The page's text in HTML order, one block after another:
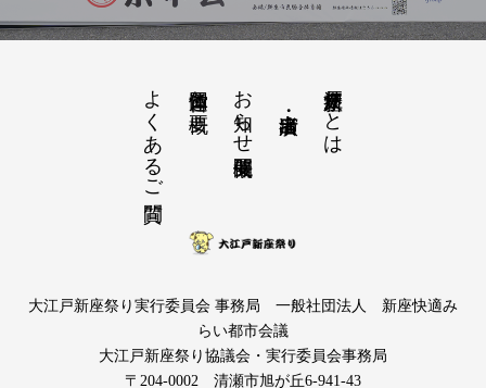
大江戸新座祭りとは
お知らせ開催概要
運営団体と概要
よくあるご質問
大江戸新座祭り実行委員会 事務局 一般社団法人 新座快適み
らい都市会議
大江戸新座祭り協議会・実行委員会事務局
〒204-0002 清瀬市旭が丘6-941-43